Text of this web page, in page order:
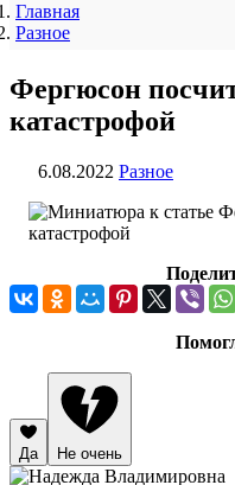
Главная
Разное
Фергюсон
катастрофой
6.08.2022 Разное
Да Не очень